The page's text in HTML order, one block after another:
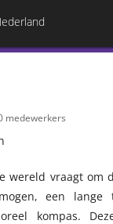
medewerkers
wereld vraagt om
een
kompas.